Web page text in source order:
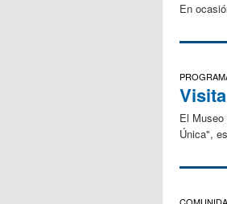
En
El
Única",